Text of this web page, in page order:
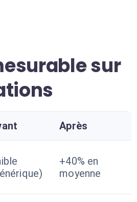
sur
Après
+40% en
moyenne